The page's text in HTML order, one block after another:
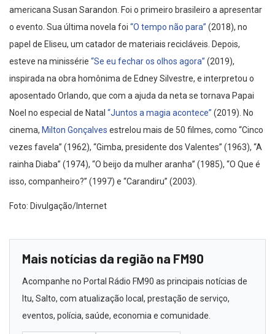
americana Susan Sarandon. Foi o primeiro brasileiro a apresentar
o evento. Sua última novela foi “O tempo não para” (2018), no
papel de Eliseu, um catador de materiais recicláveis. Depois,
esteve na minissérie “Se eu fechar os olhos agora” (2019),
inspirada na obra homônima de Edney Silvestre, e interpretou o
aposentado Orlando, que com a ajuda da neta se tornava Papai
Noel no especial de Natal “Juntos a magia acontece” (2019). No
cinema, Milton Gonçalves estrelou mais de 50 filmes, como “Cinco
vezes favela” (1962), “Gimba, presidente dos Valentes” (1963), “A
rainha Diaba” (1974), “O beijo da mulher aranha” (1985), “O Que é
isso, companheiro?” (1997) e “Carandiru” (2003).
Foto: Divulgação/Internet
Mais notícias da região na FM90
Acompanhe no Portal Rádio FM90 as principais notícias de
Itu, Salto, com atualização local, prestação de serviço,
eventos, polícia, saúde, economia e comunidade.